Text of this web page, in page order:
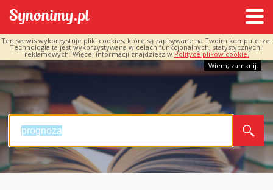
Ten serwis wykorzystuje pliki cookies, które są zapisywane na Twoim komputerze.
Technologia ta jest wykorzystywana w celach funkcjonalnych, statystycznych i
reklamowych. Więcej informacji znajdziesz w Polityce plików cookie.
Wiem, zamknij